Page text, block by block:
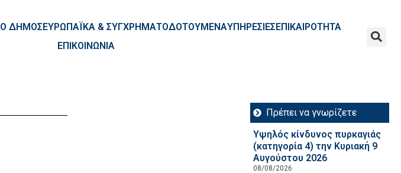
Ο ΔΗΜΟΣΕΥΡΩΠΑΪΚΑ & ΣΥΓΧΡΗΜΑΤΟΔΟΤΟΥΜΕΝΑΥΠΗΡΕΣΙΕΣΕΠΙΚΑΙΡΟΤΗΤΑ
ΕΠΙΚΟΙΝΩΝΙΑ
Πρέπει να γνωρίζετε
Υψηλός κίνδυνος πυρκαγιάς
(κατηγορία 4) την Κυριακή 9
Αυγούστου 2026
08/08/2026